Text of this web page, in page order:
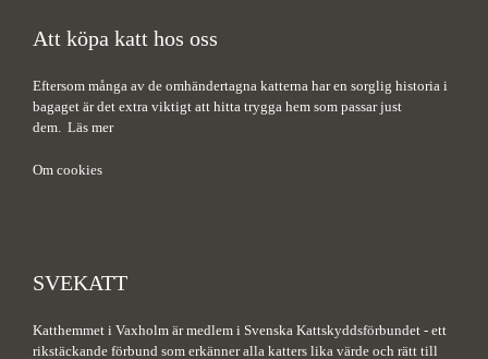
Att köpa katt hos oss
Eftersom många av de omhändertagna katterna har en sorglig historia i
bagaget är det extra viktigt att hitta trygga hem som passar just
dem. Läs mer
Om cookies
SVEKATT
Katthemmet i Vaxholm är medlem i Svenska Kattskyddsförbundet - ett
rikstäckande förbund som erkänner alla katters lika värde och rätt till